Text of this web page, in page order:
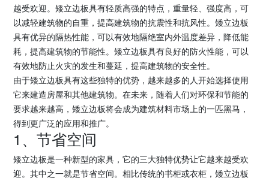
越受欢迎。矮立边板具有轻质高强的特点，重量轻、强度高，可
以减轻建筑物的自重，提高建筑物的抗震性和抗风性。矮立边板
具有优异的隔热性能，可以有效地隔绝室内外温度差异，降低能
耗，提高建筑物的节能性。矮立边板具有良好的防火性能，可以
有效地防止火灾的发生和蔓延，提高建筑物的安全性。
由于矮立边板具有这些独特的优势，越来越多的人开始选择使用
它来建造房屋和其他建筑物。在未来，随着人们对环保和节能的
要求越来越高，矮立边板将会成为建筑材料市场上的一匹黑马，
得到更广泛的应用和推广。
1、节省空间
矮立边板是一种新型的家具，它的三大独特优势让它越来越受欢
迎。其中之一就是节省空间。相比传统的书柜或衣柜，矮立边板